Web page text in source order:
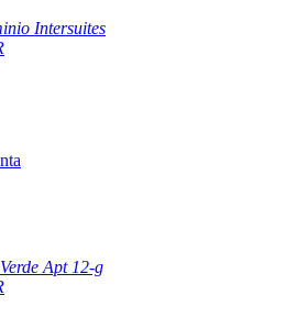
Intersuites
Apt 12-g